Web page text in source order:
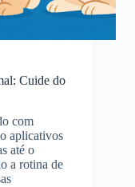
Cuide do
com
aplicativos
até o
a rotina de